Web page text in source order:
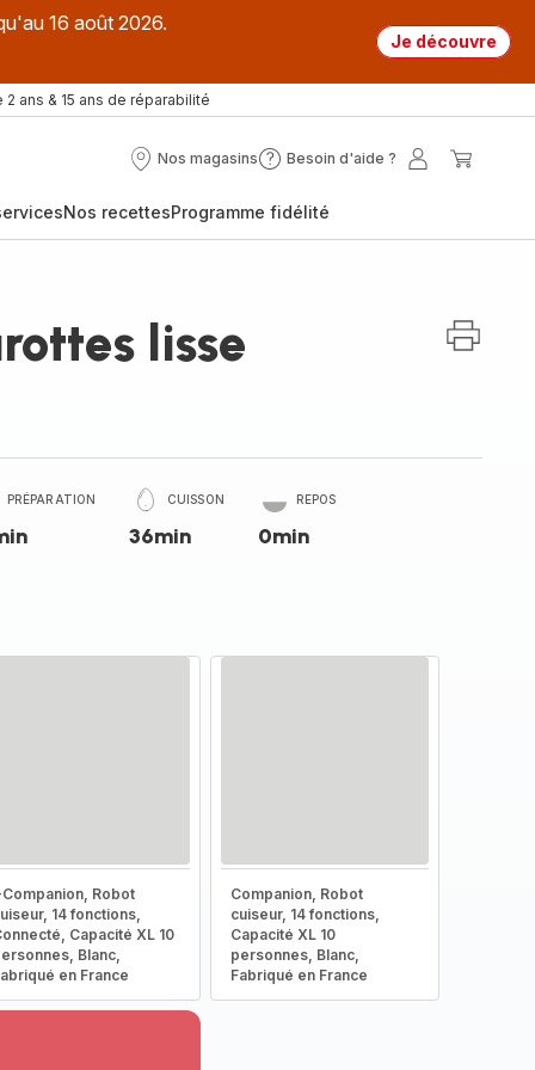
16 août 2026.
Je découvre
2 ans & 15 ans de réparabilité
Nos magasins
Nos
Besoin d'aide ?
Besoin
?
Mon
Nos recettesProgramme fidélité
lisse
PRÉPARATION CUISSON
36min
REPOS
0min
Robot
14 fonctions,
Capacité XL 10
Blanc,
en France
Companion, Robot
cuiseur, 14 fonctions,
Capacité XL 10
personnes, Blanc,
Fabriqué en France